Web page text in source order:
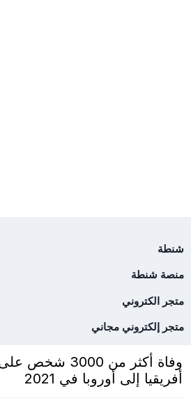
شنطة
منصة شنطة
متجر الكتروني
متجر إلكتروني مجاني
وفاة أكثر من
أفريقيا إلى أوروبا في 2021